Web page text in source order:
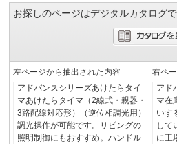
お探しのページはデジタルカタログ
左ページから抽出された内容
アドバンスシリーズあけたらタイ
マあけたらタイマ（2線式・親器・
3路配線対応形）（逆位相調光用）
調光操作が可能です。リビングの
照明制御にもおすすめ。ハンドル
右ペ
アド
マ在
いす
して
に工